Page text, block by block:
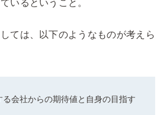
ては、以下のようなものが考えら
会社からの期待値と自身の目指す